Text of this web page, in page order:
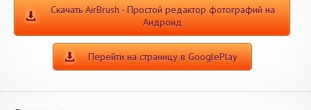
Скачать AirBrush - Простой редактор фотографий на
Андроид
Перейти на страницу в GooglePlay